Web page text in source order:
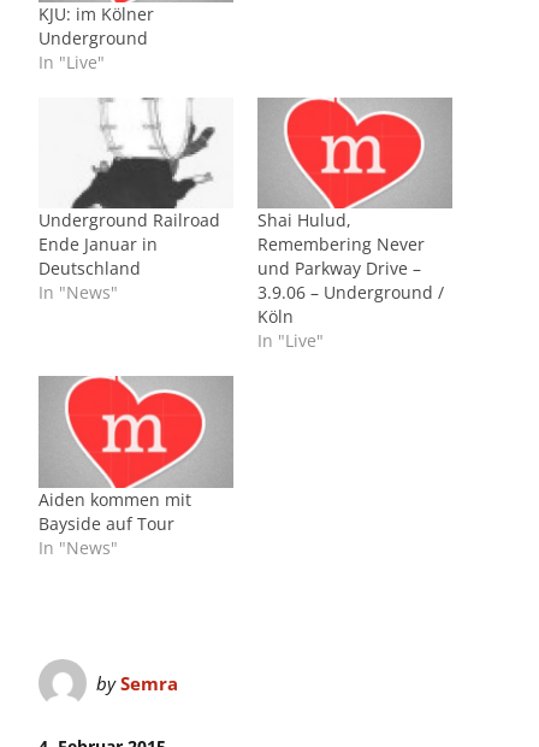
KJU: im Kölner
Underground
In "Live"
Underground Railroad
Ende Januar in
Deutschland
In "News"
Shai Hulud,
Remembering Never
und Parkway Drive –
3.9.06 – Underground /
Köln
In "Live"
Aiden kommen mit
Bayside auf Tour
In "News"
bySemra